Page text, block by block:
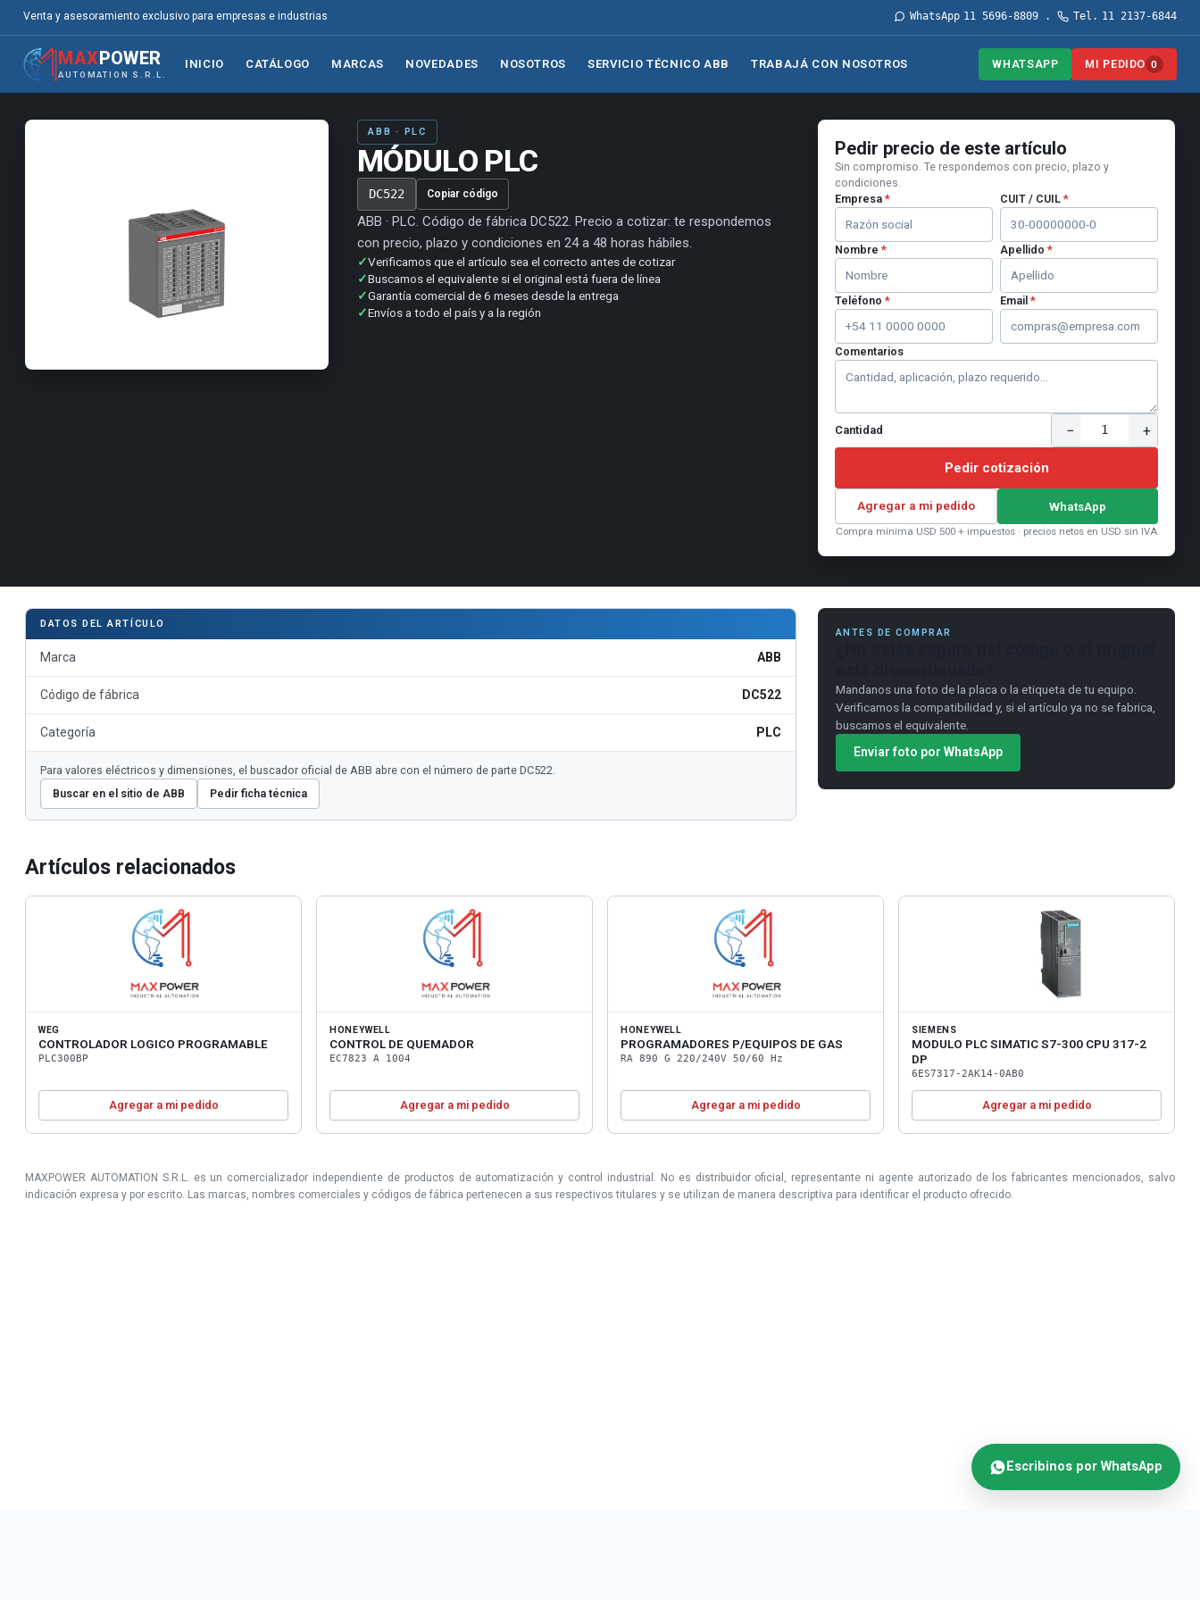
Venta y asesoramiento exclusivo para empresas e industrias WhatsApp 11 5696-8809 · Tel. 11 2137-6844
MAXPOWER
AUTOMATION S.R.L.
INICIO CATÁLOGO MARCAS NOVEDADES NOSOTROS SERVICIO TÉCNICO ABB TRABAJÁ CON NOSOTROS WHATSAPP MI PEDIDO 0
ABB · PLC
MÓDULO PLC
DC522 Copiar código
ABB · PLC. Código de fábrica DC522. Precio a cotizar: te respondemos
con precio, plazo y condiciones en 24 a 48 horas hábiles.
✓Verificamos que el artículo sea el correcto antes de cotizar
✓Buscamos el equivalente si el original está fuera de línea
✓Garantía comercial de 6 meses desde la entrega
✓Envíos a todo el país y a la región
Pedir precio de este artículo
Sin compromiso. Te respondemos con precio, plazo y
condiciones.
Empresa * CUIT / CUIL *
Nombre * Apellido *
Teléfono * Email *
Comentarios
Cantidad − 1 +
Pedir cotización
Agregar a mi pedido WhatsApp
Compra mínima USD 500 + impuestos · precios netos en USD sin IVA
DATOS DEL ARTÍCULO
Marca ABB
Código de fábrica DC522
Categoría PLC
Para valores eléctricos y dimensiones, el buscador oficial de ABB abre con el número de parte DC522.
Buscar en el sitio de ABB
Pedir ficha técnica
ANTES DE COMPRAR
Mandanos una foto de la placa o la etiqueta de tu equipo.
Verificamos la compatibilidad y, si el artículo ya no se fabrica,
buscamos el equivalente.
Enviar foto por WhatsApp
Artículos relacionados
WEG
CONTROLADOR LOGICO PROGRAMABLE
PLC300BP
Agregar a mi pedido
HONEYWELL
CONTROL DE QUEMADOR
EC7823 A 1004
Agregar a mi pedido
HONEYWELL
PROGRAMADORES P/EQUIPOS DE GAS
RA 890 G 220/240V 50/60 Hz
Agregar a mi pedido
SIEMENS
MODULO PLC SIMATIC S7-300 CPU 317-2
DP
6ES7317-2AK14-0AB0
Agregar a mi pedido
MAXPOWER AUTOMATION S.R.L. es un comercializador independiente de productos de automatización y control industrial. No es distribuidor oficial, representante ni agente autorizado de los fabricantes mencionados, salvo
indicación expresa y por escrito. Las marcas, nombres comerciales y códigos de fábrica pertenecen a sus respectivos titulares y se utilizan de manera descriptiva para identificar el producto ofrecido.
Escribinos por WhatsApp